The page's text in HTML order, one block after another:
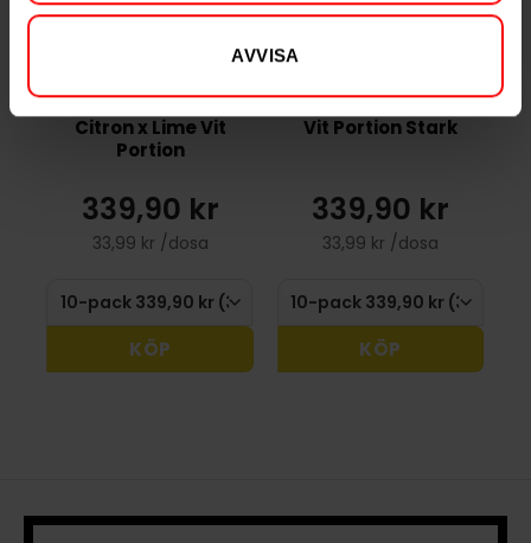
AVVISA
Göteborgs Rapé
Citron x Lime Vit
Portion
339,90 kr
33,99 kr /dosa
KÖP
Göteborgs Rapé
Vit Portion Stark
339,90 kr
33,99 kr /dosa
KÖP